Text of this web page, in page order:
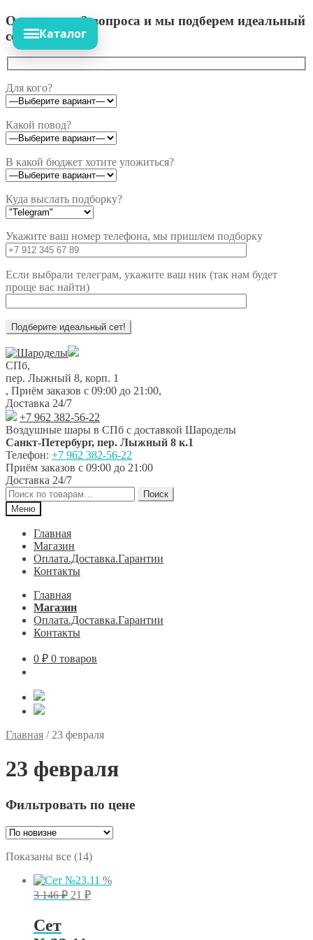
Ответьте на 3 вопроса и мы подберем идеальный
сет!
Для кого?
Какой повод?
В какой бюджет хотите уложиться?
Куда выслать подборку?
Укажите ваш номер телефона, мы пришлем подборку
Если выбрали телеграм, укажите ваш ник (так нам будет
проще вас найти)
Перейти
к
навигации
Перейти
к
содержимому
СПб,
пер. Лыжный 8, корп. 1
, Приём заказов с 09:00 до 21:00,
Доставка 24/7
+7 962 382-56-22
Воздушные шары в СПб с доставкой Шароделы
Санкт-Петербург, пер. Лыжный 8 к.1
Телефон: +7 962 382-56-22
Приём заказов с 09:00 до 21:00
Доставка 24/7
Искать:
Поиск
Меню
Главная
Магазин
Оплата.Доставка.Гарантии
Контакты
Главная
Магазин
Оплата.Доставка.Гарантии
Контакты
0 ₽ 0 товаров
Каталог
Главная / 23 февраля
23 февраля
Фильтровать по цене
Показаны все (14)Сортировка:
недавние
%
3 146₽ Первоначальная
21 ₽Текущая
Сет